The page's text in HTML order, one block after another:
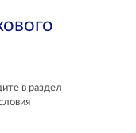
в раздел